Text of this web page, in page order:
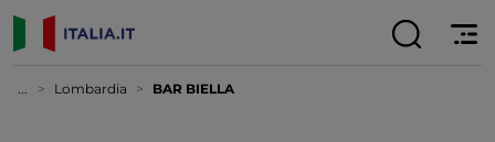
... Lombardia BAR BIELLA